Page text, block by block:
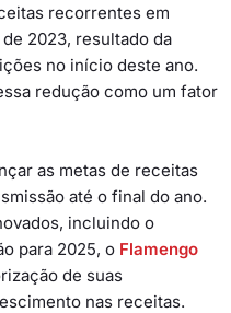
recorrentes em
2023, resultado da
no início deste ano.
redução como um fator
as metas de receitas
até o final do ano.
incluindo o
para 2025, o Flamengo
de suas
nas receitas.